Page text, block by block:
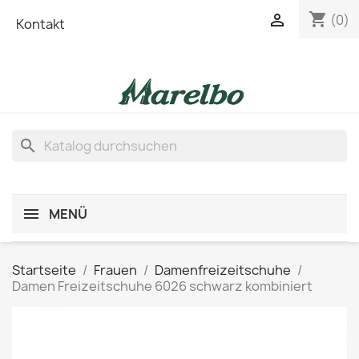
Kontakt shopping_cart (0)

search
MENÜ
Startseite Frauen
Damenfreizeitschuhe
Damen Freizeitschuhe 6026 schwarz kombiniert